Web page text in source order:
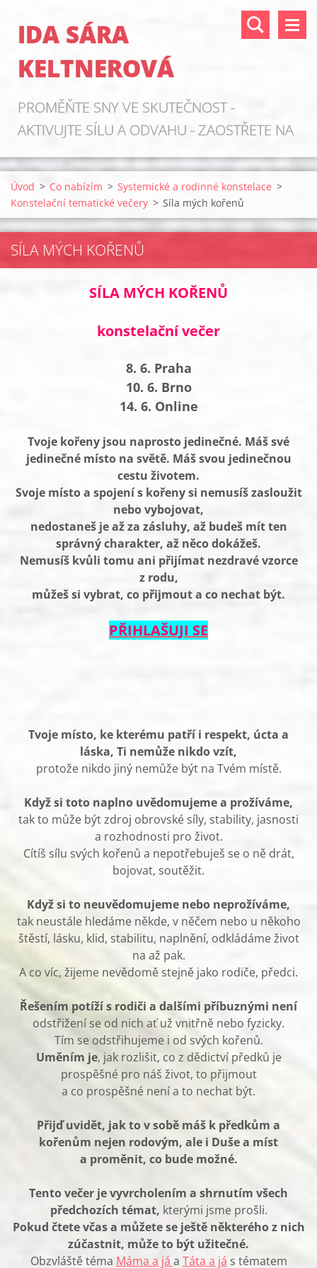
IDA SÁRA
KELTNEROVÁ
PROMĚŇTE SNY VE SKUTEČNOST -
AKTIVUJTE SÍLU A ODVAHU - ZAOSTŘETE NA
ZDROJE!
Úvod > Co nabízím > Systemické a rodinné konstelace >
Konstelační tematické večery > Síla mých kořenů
SÍLA MÝCH KOŘENŮ
SÍLA MÝCH KOŘENŮ
konstelační večer
8. 6. Praha
10. 6. Brno
14. 6. Online
Tvoje kořeny jsou naprosto jedinečné. Máš své
jedinečné místo na světě. Máš svou jedinečnou
cestu životem.
Svoje místo a spojení s kořeny si nemusíš zasloužit
nebo vybojovat,
nedostaneš je až za zásluhy, až budeš mít ten
správný charakter, až něco dokážeš.
Nemusíš kvůli tomu ani přijímat nezdravé vzorce
z rodu,
můžeš si vybrat, co přijmout a co nechat být.
PŘIHLAŠUJI SE
Tvoje místo, ke kterému patří i respekt, úcta a
láska, Ti nemůže nikdo vzít,
protože nikdo jiný nemůže být na Tvém místě.
Když si toto naplno uvědomujeme a prožíváme,
tak to může být zdroj obrovské síly, stability, jasnosti
a rozhodnosti pro život.
Cítíš sílu svých kořenů a nepotřebuješ se o ně drát,
bojovat, soutěžit.
Když si to neuvědomujeme nebo neprožíváme,
tak neustále hledáme někde, v něčem nebo u někoho
štěstí, lásku, klid, stabilitu, naplnění, odkládáme život
na až pak.
A co víc, žijeme nevědomě stejně jako rodiče, předci.
Řešením potíží s rodiči a dalšími příbuznými není
odstřižení se od nich ať už vnitřně nebo fyzicky.
Tím se odstřihujeme i od svých kořenů.
Uměním je, jak rozlišit, co z dědictví předků je
prospěšné pro náš život, to přijmout
a co prospěšné není a to nechat být.
Přijď uvidět, jak to v sobě máš k předkům a
kořenům nejen rodovým, ale i Duše a míst
a proměnit, co bude možné.
Tento večer je vyvrcholením a shrnutím všech
předchozích témat, kterými jsme prošli.
Pokud čtete včas a můžete se ještě některého z nich
zúčastnit, může to být užitečné.
Obzvláště téma Máma a já a Táta a já s tématem